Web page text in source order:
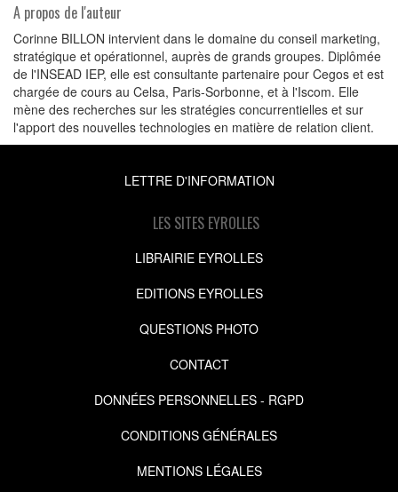
A propos de l'auteur
Corinne BILLON intervient dans le domaine du conseil marketing,
stratégique et opérationnel, auprès de grands groupes. Diplômée
de l'INSEAD IEP, elle est consultante partenaire pour Cegos et est
chargée de cours au Celsa, Paris-Sorbonne, et à l'Iscom. Elle
mène des recherches sur les stratégies concurrentielles et sur
l'apport des nouvelles technologies en matière de relation client.
LETTRE D'INFORMATION
LES SITES EYROLLES
LIBRAIRIE EYROLLES
EDITIONS EYROLLES
QUESTIONS PHOTO
CONTACT
DONNÉES PERSONNELLES - RGPD
CONDITIONS GÉNÉRALES
MENTIONS LÉGALES